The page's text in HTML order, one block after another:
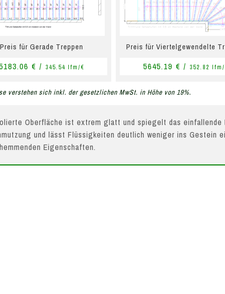
Preis für Gerade Treppen
€ / 345.54 lfm/€
Preis für Viertelgewendelte
5645.19 € / 352.82
verstehen sich inkl. der gesetzlichen MwSt. in Höhe von 19%.
Oberfläche ist extrem glatt und spiegelt das
und lässt Flüssigkeiten deutlich weniger ins Gestein
Eigenschaften.